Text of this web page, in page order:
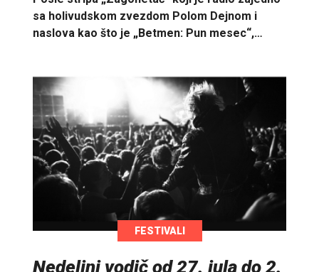
sa holivudskom zvezdom Polom Dejnom i
naslova kao što je „Betmen: Pun mesec“,…
FESTIVALI
Nedeljni vodič od 27. jula do 2.